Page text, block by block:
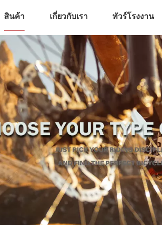
สินค้า เกี่ยวกับเรา ทัวร์โรงงาน